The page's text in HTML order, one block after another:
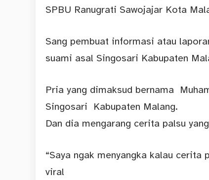
SPBU Ranugrati Sawojajar Kota
Sang pembuat informasi atau
suami asal Singosari Kabupaten
Pria yang dimaksud bernama
Singosari Kabupaten Malang.
Dan dia mengarang cerita palsu
“Saya ngak menyangka kalau
viral